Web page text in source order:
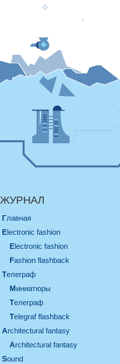
ЖУРНАЛ
Главная
electronic fashion
electronic fashion
Fashion flashback
телеграф
миниатюры
телеграф
Telegraf flashback
architectural fantasy
architectural fantasy
sound